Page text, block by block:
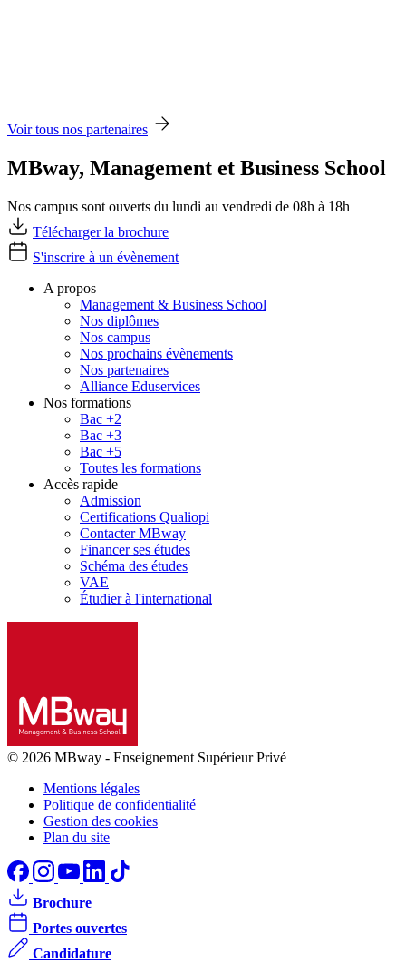
Voir tous nos partenaires
MBway, Management et Business School
Nos campus sont ouverts du lundi au vendredi de 08h à 18h
Télécharger la brochure
S'inscrire à un évènement
A propos
Management & Business School
Nos diplômes
Nos campus
Nos prochains évènements
Nos partenaires
Alliance Eduservices
Nos formations
Bac +2
Bac +3
Bac +5
Toutes les formations
Accès rapide
Admission
Certifications Qualiopi
Contacter MBway
Financer ses études
Schéma des études
VAE
Étudier à l'international
© 2026 MBway - Enseignement Supérieur Privé
Mentions légales
Politique de confidentialité
Gestion des cookies
Plan du site
Brochure
Portes ouvertes
Candidature